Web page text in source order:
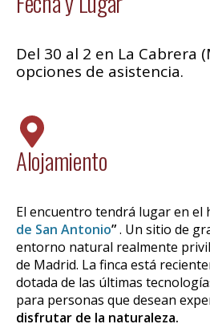
Del 30 al 2 en La Cabrera
opciones de asistencia.
Alojamiento
El encuentro tendrá lugar en el
de San Antonio”. Un sitio de
entorno natural realmente
de Madrid. La finca está
dotada de las últimas
para personas que desean
disfrutar de la naturaleza.